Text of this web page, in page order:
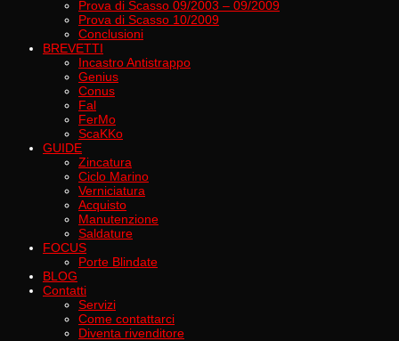
Prova di Scasso 09/2003 – 09/2009
Prova di Scasso 10/2009
Conclusioni
BREVETTI
Incastro Antistrappo
Genius
Conus
Fal
FerMo
ScaKKo
GUIDE
Zincatura
Ciclo Marino
Verniciatura
Acquisto
Manutenzione
Saldature
FOCUS
Porte Blindate
BLOG
Contatti
Servizi
Come contattarci
Diventa rivenditore